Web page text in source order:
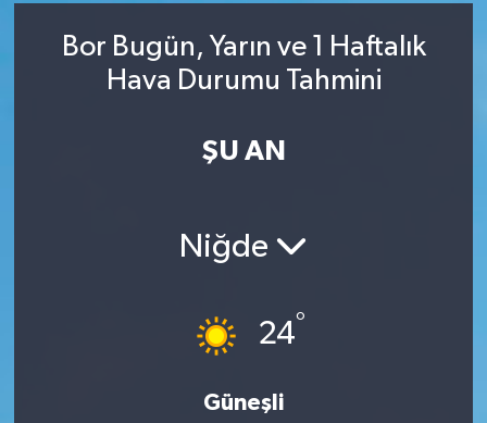
Bor Bugün, Yarın ve 1 Haftalık
Hava Durumu Tahmini
ŞU AN
Niğde
24°
Güneşli
RESMİ İLAN
BİLİM VE TEKNOLOJİ
RESMİ İLAN
Yaşam